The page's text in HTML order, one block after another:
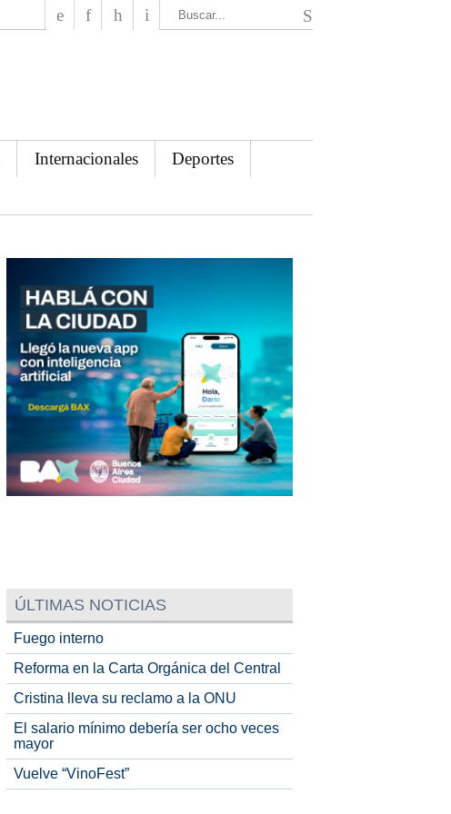
Internacionales
Deportes
ÚLTIMAS NOTICIAS
Fuego interno
Reforma en la Carta Orgánica del Central
Cristina lleva su reclamo a la ONU
El salario mínimo debería ser ocho veces
mayor
Vuelve “VinoFest”